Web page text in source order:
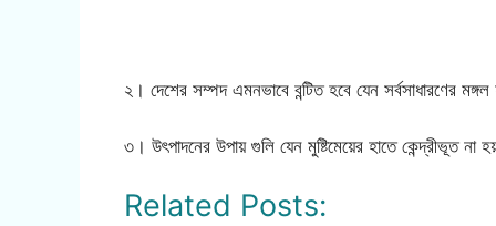
২। দেশের সম্পদ এমনভাবে বন্টিত হবে যেন সর্বসাধারণের
৩। উৎপাদনের উপায় গুলি যেন মুষ্টিমেয়ের হাতে কেন্দ্রীভূত না
Related Posts: